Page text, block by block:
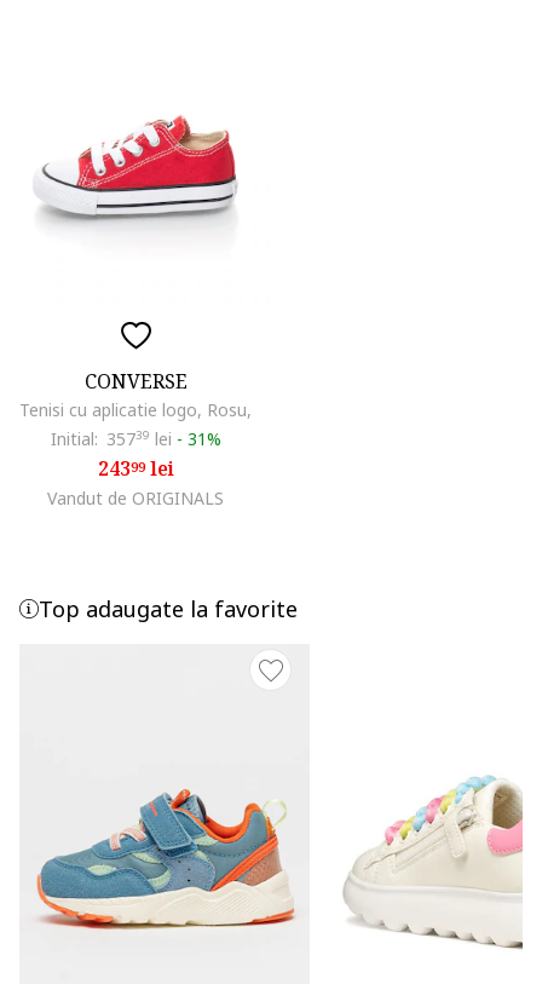
CONVERSE
Tenisi cu aplicatie logo, Rosu,
Initial: 35739 lei - 31%
24399lei
Vandut de ORIGINALS
Top adaugate la favorite